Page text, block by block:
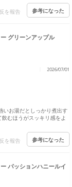
を報告 参考になった
グリーンアップル
2026/07/01
いお湯だとしっかり煮出す
むほうがスッキリ感をよ
を報告 参考になった
パッションハニールイ